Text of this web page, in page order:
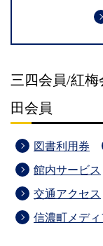
三四会員/紅
田会員
図書利用券
館内サービス
交通アクセス
信濃町メデ